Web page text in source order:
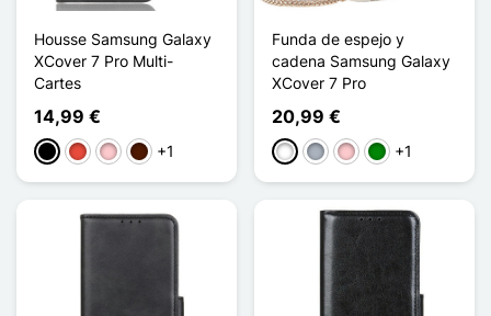
Housse Samsung Galaxy
XCover 7 Pro Multi-
Cartes
14,99 €
NegroRojoRosaMarrón oscuro
+1
Funda de espejo y
cadena Samsung Galaxy
XCover 7 Pro
20,99 €
Blanco
Gris RosaVerde
+1